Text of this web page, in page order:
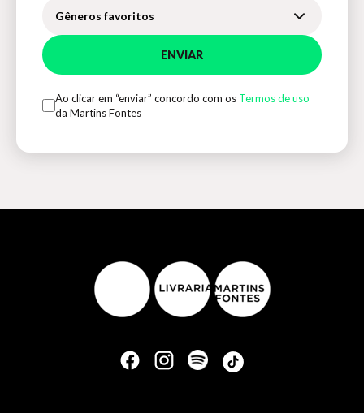
Gêneros favoritos
ENVIAR
Ao clicar em “enviar” concordo com os Termos de uso
da Martins Fontes